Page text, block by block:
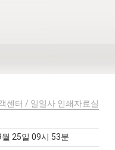
센터 / 일일사 인쇄자료실
25일 09시 53분